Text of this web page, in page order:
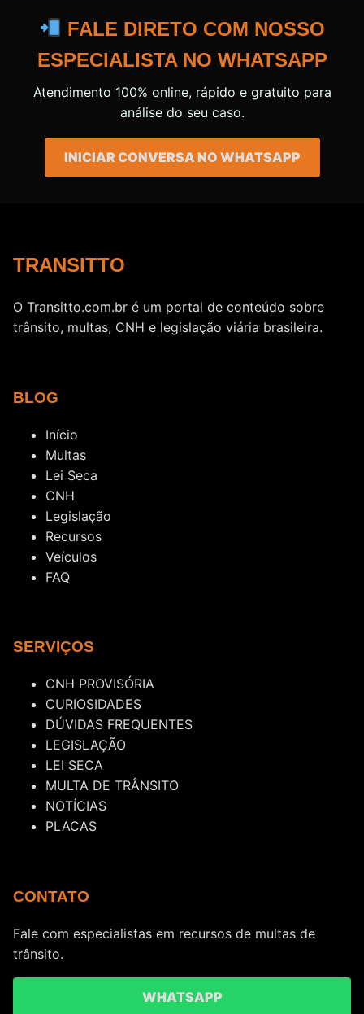
FALE DIRETO COM NOSSO
ESPECIALISTA NO WHATSAPP
Atendimento 100% online, rápido e gratuito para
análise do seu caso.
INICIAR CONVERSA NO WHATSAPP
TRANSITTO
O Transitto.com.br é um portal de conteúdo sobre
trânsito, multas, CNH e legislação viária brasileira.
BLOG
Início
Multas
Lei Seca
CNH
Legislação
Recursos
Veículos
FAQ
SERVIÇOS
CNH PROVISÓRIA
CURIOSIDADES
DÚVIDAS FREQUENTES
LEGISLAÇÃO
LEI SECA
MULTA DE TRÂNSITO
NOTÍCIAS
PLACAS
CONTATO
Fale com especialistas em recursos de multas de
trânsito.
WHATSAPP